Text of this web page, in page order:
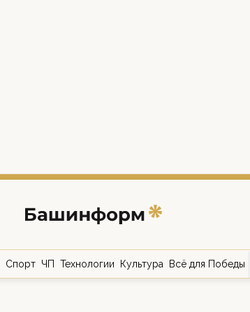
Спорт ЧП Технологии Культура Всё для Победы